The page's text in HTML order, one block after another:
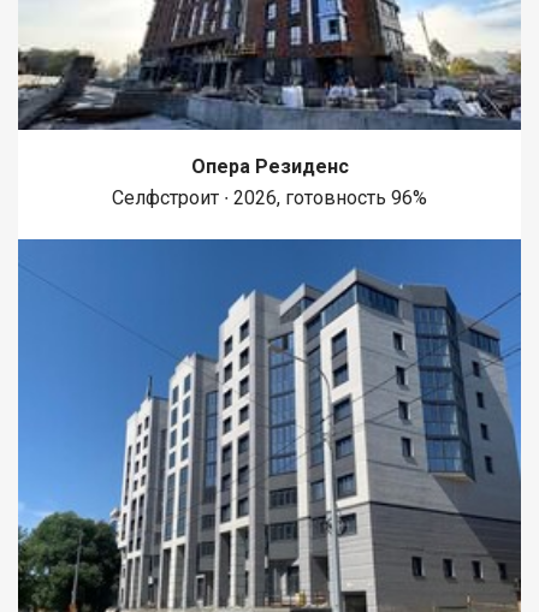
Опера Резиденс
Селфстроит ∙ 2026, готовность 96%